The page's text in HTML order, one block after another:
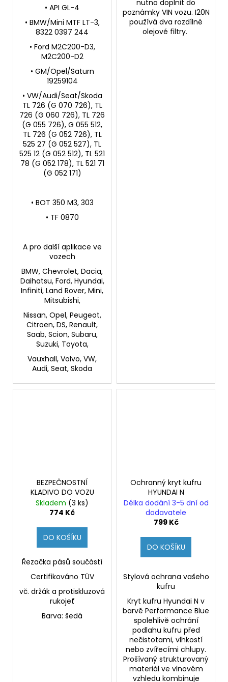
• API GL-4
• BMW/Mini MTF LT-3,
8322 0397 244
• Ford M2C200-D3,
M2C200-D2
• GM/Opel/Saturn
19259104
• VW/Audi/Seat/Skoda
TL 726 (G 070 726), TL
726 (G 060 726), TL 726
(G 055 726), G 055 512,
TL 726 (G 052 726), TL
525 27 (G 052 527), TL
525 12 (G 052 512), TL 521
78 (G 052 178), TL 521 71
(G 052 171)
• BOT 350 M3, 303
• TF 0870
A pro další aplikace ve
vozech
BMW, Chevrolet, Dacia,
Daihatsu, Ford, Hyundai,
Infiniti, Land Rover, Mini,
Mitsubishi,
Nissan, Opel, Peugeot,
Citroen, DS, Renault,
Saab, Scion, Subaru,
Suzuki, Toyota,
Vauxhall, Volvo, VW,
Audi, Seat, Skoda
nutno doplnit do
poznámky VIN vozu. I20N
používá dva rozdílné
olejové filtry.
BEZPEČNOSTNÍ
KLADIVO DO VOZU
Skladem (3 ks)
774 Kč
DO KOŠÍKU
Řezačka pásů součástí
Certifikováno TÜV
vč. držák a protiskluzová
rukojeť
Barva: šedá
Ochranný kryt kufru
HYUNDAI N
Délka dodání 3-5 dní od
dodavatele
799 Kč
DO KOŠÍKU
Stylová ochrana vašeho
kufru
Kryt kufru Hyundai N v
barvě Performance Blue
spolehlivě ochrání
podlahu kufru před
nečistotami, vlhkostí
nebo zvířecími chlupy.
Prošívaný strukturovaný
materiál ve vlnovém
vzhledu kombinuje